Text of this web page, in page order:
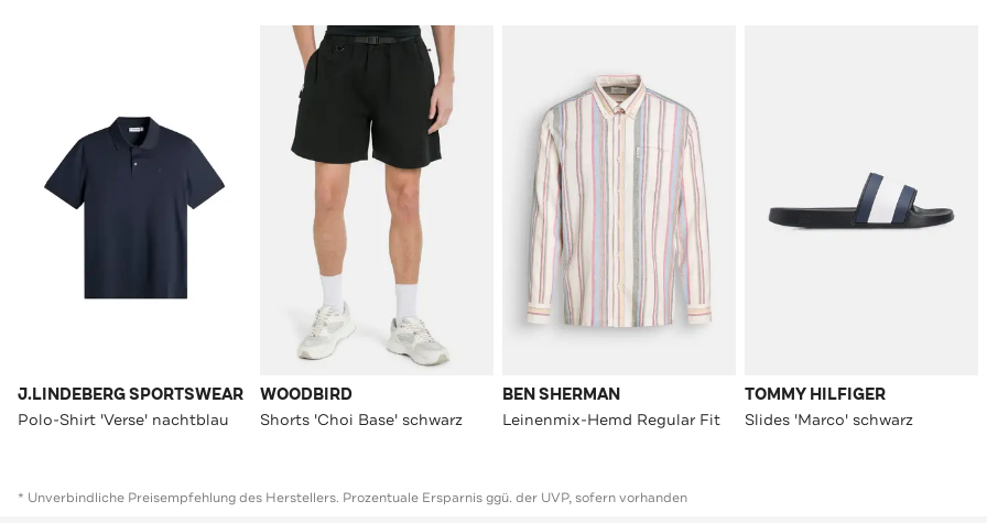
J.LINDEBERG SPORTSWEAR
Polo-Shirt 'Verse' nachtblau
WOODBIRD
Shorts 'Choi Base' schwarz
BEN SHERMAN
Leinenmix-Hemd Regular Fit
TOMMY HILFIGER
Slides 'Marco' schwarz
* Unverbindliche Preisempfehlung des Herstellers. Prozentuale Ersparnis ggü. der UVP, sofern vorhanden